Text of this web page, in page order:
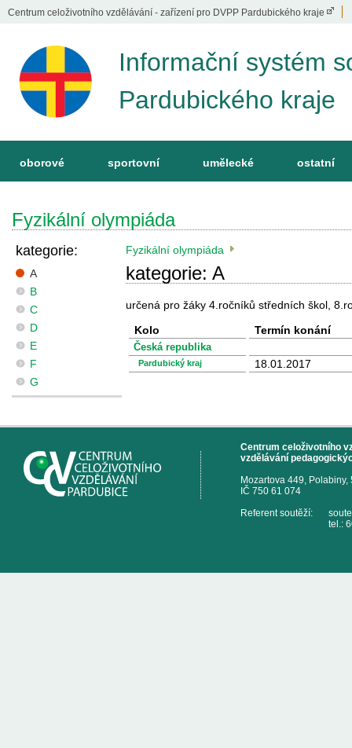
Centrum celoživotního vzdělávání - zařízení pro DVPP Pardubického kraje
Informační systém
Pardubického kraje
oborové sportovní umělecké ostatní
Fyzikální olympiáda
kategorie:
A
B
C
D
E
F
G
Fyzikální olympiáda
kategorie: A
určená pro žáky 4.ročníků středních škol,
Kolo
Termín konání
Česká republika
Pardubický kraj 18.01.2017
Centrum celoživotního
vzdělávání
Mozartova 449,
IČ 750 61 074
Referent soutěží:
tel.: